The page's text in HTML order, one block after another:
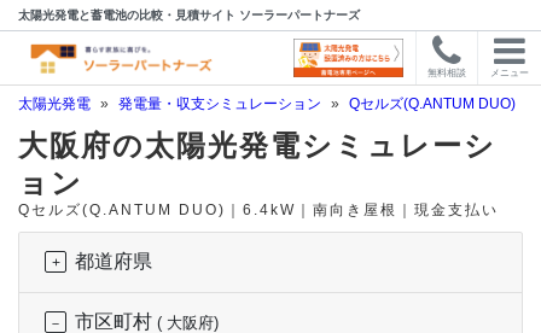
太陽光発電と蓄電池の比較・見積サイト ソーラーパートナーズ
無料相談 メニュー
太陽光発電 » 発電量・収支シミュレーション » Qセルズ(Q.ANTUM DUO)
大阪府の太陽光発電シミュレーシ
ョン
Qセルズ(Q.ANTUM DUO)｜6.4kW｜南向き屋根｜現金支払い
都道府県
市区町村 ( 大阪府)